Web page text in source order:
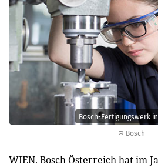
© Bosch
Bosch-Fertigungswerk
WIEN. Bosch Österreich hat im